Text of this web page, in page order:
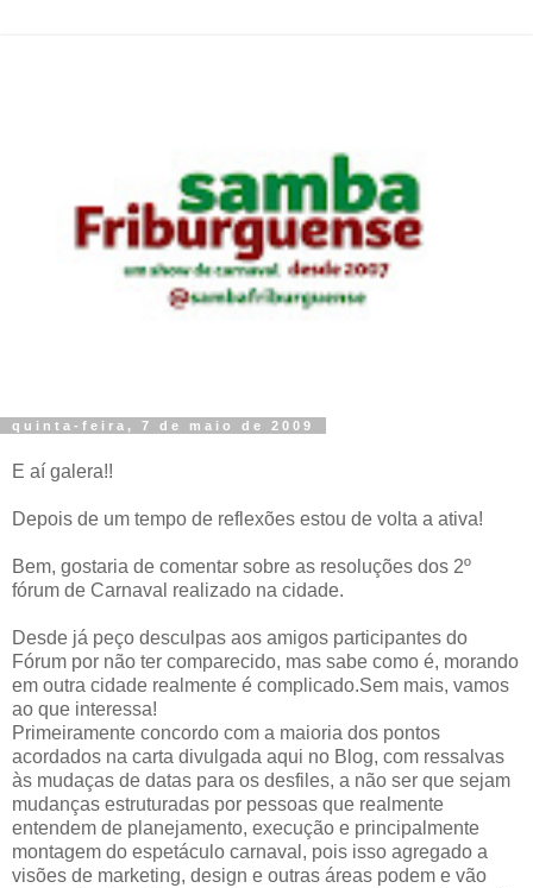
quinta-feira, 7 de maio de 2009
E aí galera!!
Depois de um tempo de reflexões estou de volta a ativa!
Bem, gostaria de comentar sobre as resoluções dos 2º
fórum de Carnaval realizado na cidade.
Desde já peço desculpas aos amigos participantes do
Fórum por não ter comparecido, mas sabe como é, morando
em outra cidade realmente é complicado.Sem mais, vamos
ao que interessa!
Primeiramente concordo com a maioria dos pontos
acordados na carta divulgada aqui no Blog, com ressalvas
às mudaças de datas para os desfiles, a não ser que sejam
mudanças estruturadas por pessoas que realmente
entendem de planejamento, execução e principalmente
montagem do espetáculo carnaval, pois isso agregado a
visões de marketing, design e outras áreas podem e vão